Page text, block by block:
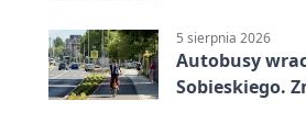
5 sierpnia 2026
Autobusy
Sobieskiego.